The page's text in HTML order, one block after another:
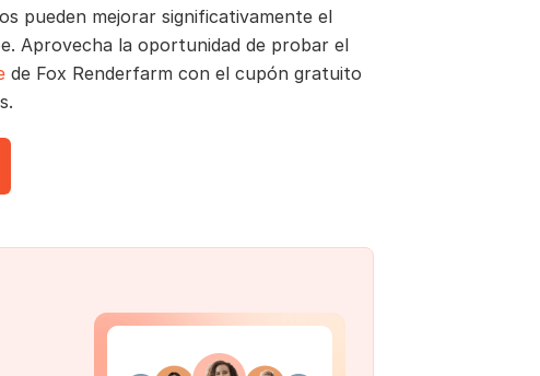
pueden mejorar significativamente el
Aprovecha la oportunidad de probar el
de Fox Renderfarm con el cupón gratuito